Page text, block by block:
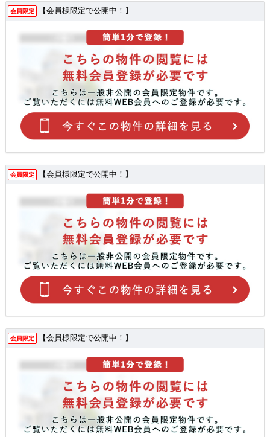
会員限定 【会員様限定で公開中！】
会員限定 【会員様限定で公開中！】
会員限定 【会員様限定で公開中！】